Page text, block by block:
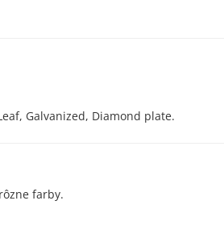
Galvanized, Diamond plate.
farby.